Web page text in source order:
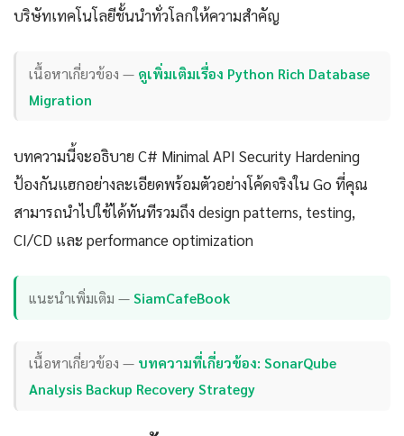
บริษัทเทคโนโลยีชั้นนำทั่วโลกให้ความสำคัญ
เนื้อหาเกี่ยวข้อง — ดูเพิ่มเติมเรื่อง Python Rich Database
Migration
บทความนี้จะอธิบาย C# Minimal API Security Hardening
ป้องกันแฮกอย่างละเอียดพร้อมตัวอย่างโค้ดจริงใน Go ที่คุณ
สามารถนำไปใช้ได้ทันทีรวมถึง design patterns, testing,
CI/CD และ performance optimization
แนะนำเพิ่มเติม —SiamCafeBook
เนื้อหาเกี่ยวข้อง — บทความที่เกี่ยวข้อง: SonarQube
Analysis Backup Recovery Strategy